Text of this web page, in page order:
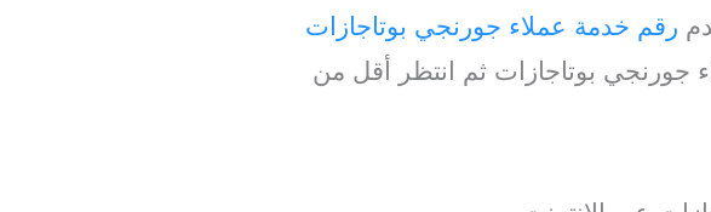
رقم خدمة عملاء جورنجي بوتاجازات
جورنجي بوتاجازات ثم انتظر أقل من